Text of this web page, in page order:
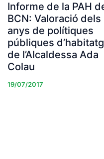
Informe de la PAH
BCN: Valoració dels
anys de polítiques
públiques
de l’Alcaldessa Ada
Colau
19/07/2017